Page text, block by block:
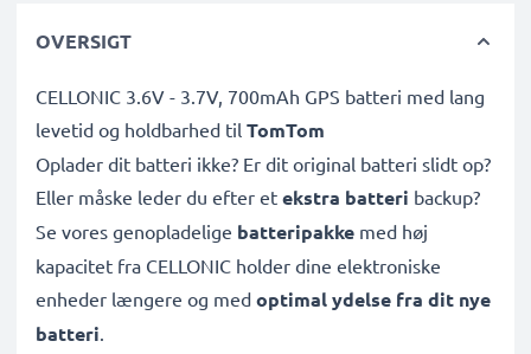
OVERSIGT
CELLONIC 3.6V - 3.7V, 700mAh GPS batteri med lang
levetid og holdbarhed til TomTom
Oplader dit batteri ikke? Er dit original batteri slidt op?
Eller måske leder du efter et ekstra batteri backup?
Se vores genopladelige batteripakke med høj
kapacitet fra CELLONIC holder dine elektroniske
enheder længere og med optimal ydelse fra dit nye
batteri.